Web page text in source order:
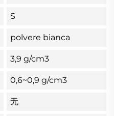
S
polvere bianca
3,9 g/cm3
0,6~0,9 g/cm3
无